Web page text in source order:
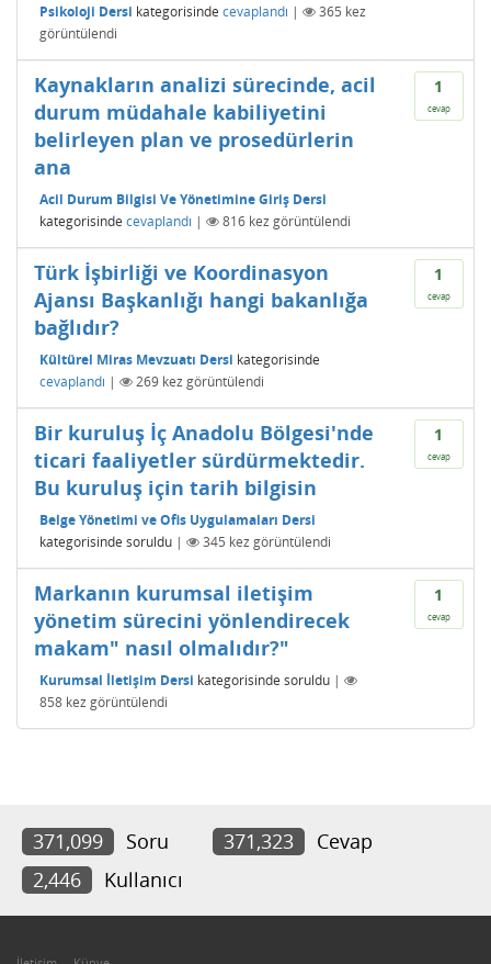
Psikoloji Dersi kategorisinde cevaplandı | 365 kez
görüntülendi
1
cevap
Kaynakların analizi sürecinde, acil
durum müdahale kabiliyetini
belirleyen plan ve prosedürlerin
ana
Acil Durum Bilgisi Ve Yönetimine Giriş Dersi
kategorisinde cevaplandı | 816 kez görüntülendi
1
cevap
Türk İşbirliği ve Koordinasyon
Ajansı Başkanlığı hangi bakanlığa
bağlıdır?
Kültürel Miras Mevzuatı Dersi kategorisinde
cevaplandı | 269 kez görüntülendi
1
cevap
Bir kuruluş İç Anadolu Bölgesi'nde
ticari faaliyetler sürdürmektedir.
Bu kuruluş için tarih bilgisin
Belge Yönetimi ve Ofis Uygulamaları Dersi
kategorisinde soruldu | 345 kez görüntülendi
1
cevap
Markanın kurumsal iletişim
yönetim sürecini yönlendirecek
makam" nasıl olmalıdır?"
Kurumsal İletişim Dersi kategorisinde soruldu |
858 kez görüntülendi
371,099 Soru 371,323
Cevap
2,446
Kullanıcı